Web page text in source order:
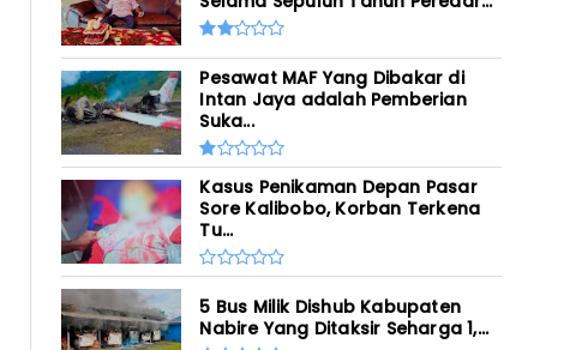
Pesawat MAF Yang Dibakar di
Intan Jaya adalah Pemberian
Suka...
Kasus Penikaman Depan Pasar
Sore Kalibobo, Korban Terkena
Tu...
5 Bus Milik Dishub Kabupaten
Nabire Yang Ditaksir Seharga 1,...